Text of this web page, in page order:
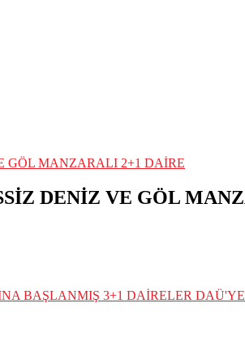
GÖL MANZARALI 2+1 DAİRE
DENİZ VE GÖL
BAŞLANMIŞ 3+1 DAİRELER